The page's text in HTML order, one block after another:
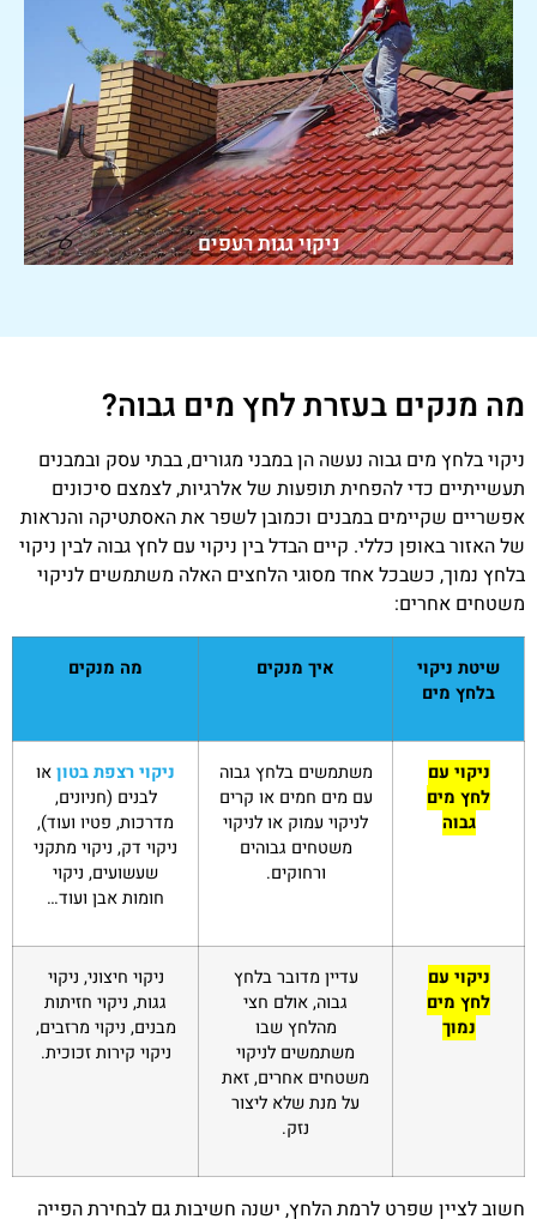
ניקוי גגות רעפים
מה מנקים בעזרת לחץ מים גבוה?
ניקוי בלחץ מים גבוה נעשה הן במבני מגורים, בבתי עסק ובמבנים
תעשייתיים כדי להפחית תופעות של אלרגיות, לצמצם סיכונים
אפשריים שקיימים במבנים וכמובן לשפר את האסתטיקה והנראות
של האזור באופן כללי. קיים הבדל בין ניקוי עם לחץ גבוה לבין ניקוי
בלחץ נמוך, כשבכל אחד מסוגי הלחצים האלה משתמשים לניקוי
משטחים אחרים:
שיטת ניקוי
בלחץ מים
איך מנקים מה מנקים
ניקוי עם
לחץ מים
גבוה
משתמשים בלחץ גבוה
עם מים חמים או קרים
לניקוי עמוק או לניקוי
משטחים גבוהים
ורחוקים.
ניקוי רצפת בטוןאו
לבנים (חניונים,
מדרכות, פטיו ועוד),
ניקוי דק, ניקוי מתקני
שעשועים, ניקוי
חומות אבן ועוד…
ניקוי עם
לחץ מים
נמוך
עדיין מדובר בלחץ
גבוה, אולם חצי
מהלחץ שבו
משתמשים לניקוי
משטחים אחרים, זאת
על מנת שלא ליצור
נזק.
ניקוי חיצוני, ניקוי
גגות, ניקוי חזיתות
מבנים, ניקוי מרזבים,
ניקוי קירות זכוכית.
חשוב לציין שפרט לרמת הלחץ, ישנה חשיבות גם לבחירת הפייה